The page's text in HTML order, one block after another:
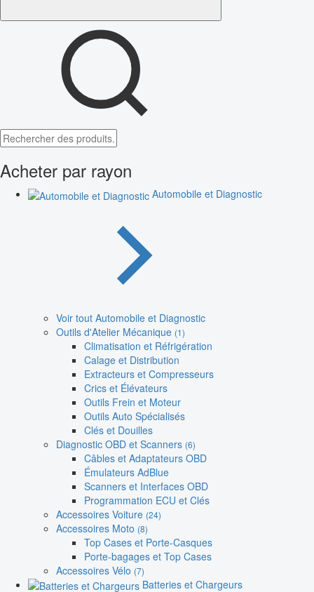
Acheter par rayon
Automobile et Diagnostic
Voir tout Automobile et Diagnostic
Outils d'Atelier Mécanique (1)
Climatisation et Réfrigération
Calage et Distribution
Extracteurs et Compresseurs
Crics et Élévateurs
Outils Frein et Moteur
Outils Auto Spécialisés
Clés et Douilles
Diagnostic OBD et Scanners (6)
Câbles et Adaptateurs OBD
Émulateurs AdBlue
Scanners et Interfaces OBD
Programmation ECU et Clés
Accessoires Voiture (24)
Accessoires Moto (8)
Top Cases et Porte-Casques
Porte-bagages et Top Cases
Accessoires Vélo (7)
Batteries et Chargeurs